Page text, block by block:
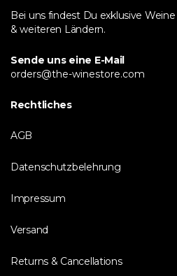
Bei uns findest Du exklusive
& weiteren Ländern.
Sende uns eine E-Mail
orders@the-winestore.com
Rechtliches
AGB
Datenschutzbelehrung
Impressum
Versand
Returns & Cancellations